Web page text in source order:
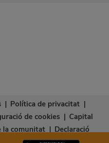
| Política de privacitat |
de cookies | Capital
la comunitat | Declaració